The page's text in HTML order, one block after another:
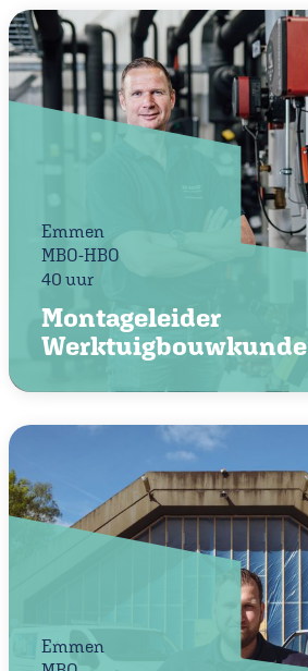
Emmen
MBO-HBO
40 uur
Montageleider
Werktuigbouwkunde
Emmen